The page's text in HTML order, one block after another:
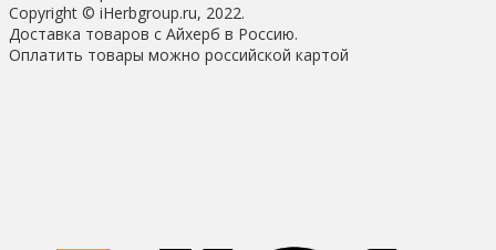
Copyright © iHerbgroup.ru, 2022.
Доставка товаров с Айхерб в Россию.
Оплатить товары можно российской картой